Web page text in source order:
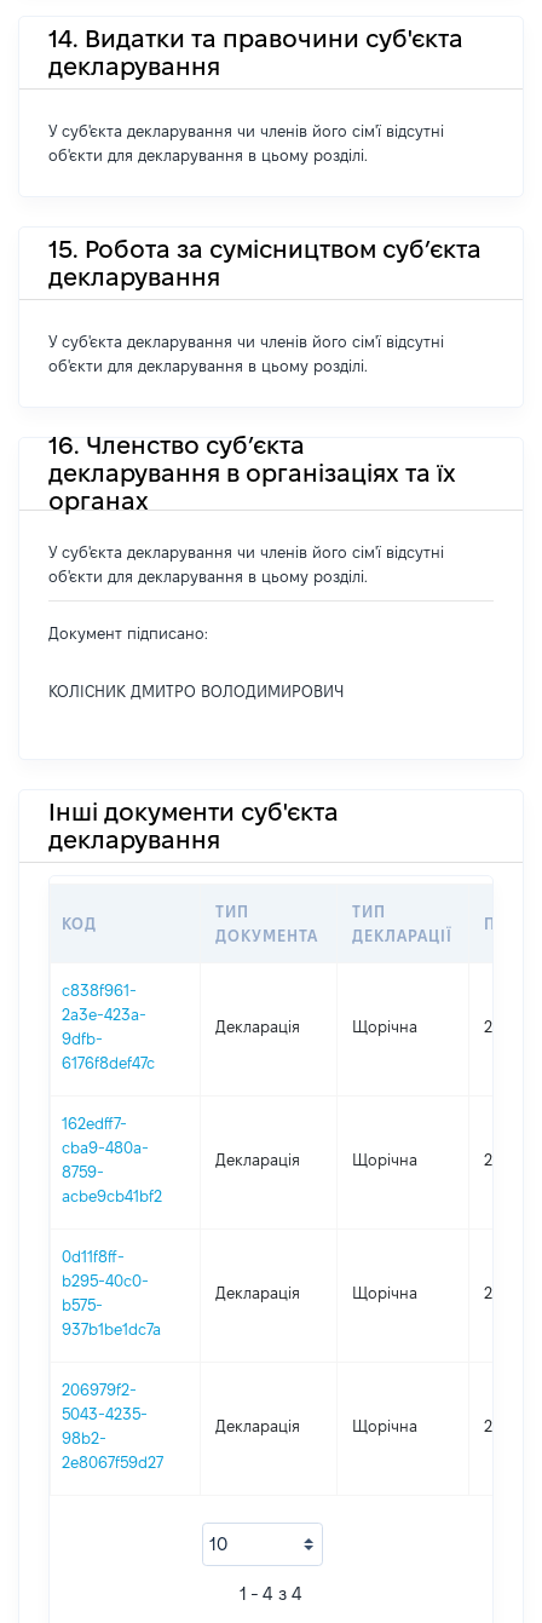
14. Видатки та правочини суб'єкта
декларування
У суб'єкта декларування чи членів його сім'ї відсутні
об'єкти для декларування в цьому розділі.
15. Робота за сумісництвом суб’єкта
декларування
У суб'єкта декларування чи членів його сім'ї відсутні
об'єкти для декларування в цьому розділі.
16. Членство суб’єкта
декларування в організаціях та їх
органах
У суб'єкта декларування чи членів його сім'ї відсутні
об'єкти для декларування в цьому розділі.
Документ підписано:
КОЛІСНИК ДМИТРО ВОЛОДИМИРОВИЧ
Інші документи суб'єкта
декларування
КОД
ТИП
ДОКУМЕНТА
ТИП
ДЕКЛАРАЦІЇ
c838f961-
2a3e-423a-
9dfb-
6176f8def47c
Декларація Щорічна 2020
162edff7-
cba9-480a-
8759-
acbe9cb41bf2
Декларація Щорічна 2019
0d11f8ff-
b295-40c0-
b575-
937b1be1dc7a
Декларація Щорічна 2017
206979f2-
5043-4235-
98b2-
2e8067f59d27
Декларація Щорічна 2016
1 - 4 з 4